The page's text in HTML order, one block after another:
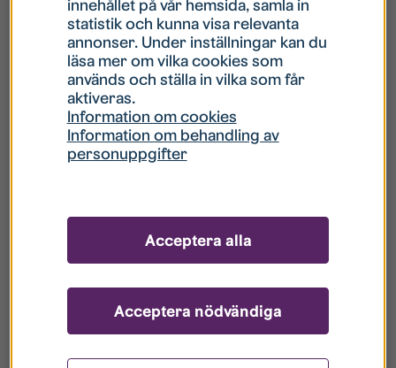
Hur gör jag om mitt konto är låst?
Hur gör jag när jag glömt mitt lösenord?
Vad innebär Gästkonto/Gästanvändare?
innehållet på vår hemsida, samla in
statistik och kunna visa relevanta
annonser. Under inställningar kan du
läsa mer om vilka cookies som
används och ställa in vilka som får
aktiveras.
Information om cookies
Information om behandling av
personuppgifter
Acceptera nödvändiga
Acceptera alla